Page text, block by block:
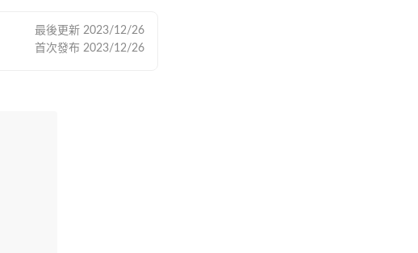
最後更新 2023/12/26
首次發布 2023/12/26